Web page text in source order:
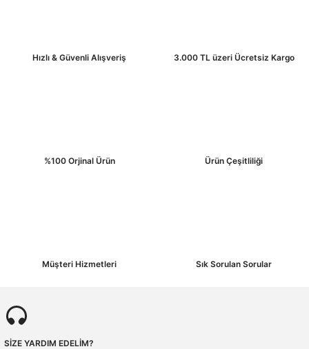
Hızlı & Güvenli Alışveriş 3.000 TL üzeri Ücretsiz Kargo
%100 Orjinal Ürün Ürün Çeşitliliği
Müşteri Hizmetleri Sık Sorulan Sorular
SİZE YARDIM EDELİM?